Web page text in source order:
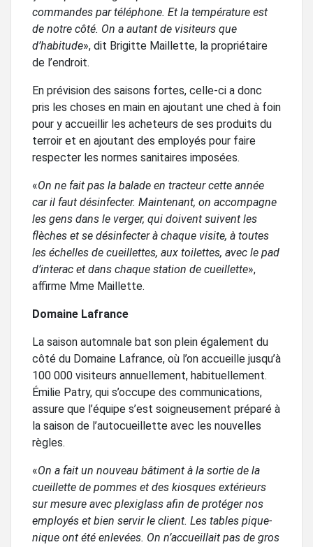
commandes par téléphone. Et la température est
de notre côté. On a autant de visiteurs que
d’habitude», dit Brigitte Maillette, la propriétaire
de l’endroit.
En prévision des saisons fortes, celle-ci a donc
pris les choses en main en ajoutant une ched à foin
pour y accueillir les acheteurs de ses produits du
terroir et en ajoutant des employés pour faire
respecter les normes sanitaires imposées.
«On ne fait pas la balade en tracteur cette année
car il faut désinfecter. Maintenant, on accompagne
les gens dans le verger, qui doivent suivent les
flèches et se désinfecter à chaque visite, à toutes
les échelles de cueillettes, aux toilettes, avec le pad
d’interac et dans chaque station de cueillette»,
affirme Mme Maillette.
Domaine Lafrance
La saison automnale bat son plein également du
côté du Domaine Lafrance, où l’on accueille jusqu’à
100 000 visiteurs annuellement, habituellement.
Émilie Patry, qui s’occupe des communications,
assure que l’équipe s’est soigneusement préparé à
la saison de l’autocueillette avec les nouvelles
règles.
«On a fait un nouveau bâtiment à la sortie de la
cueillette de pommes et des kiosques extérieurs
sur mesure avec plexiglass afin de protéger nos
employés et bien servir le client. Les tables pique-
nique ont été enlevées. On n’accueillait pas de gros